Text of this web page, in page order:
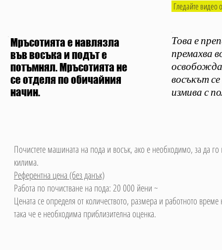
Гледайте видео
Мръсотията е навлязла
във восъка и подът е
потъмнял. Мръсотията не
се отделя по обичайния
начин.
Това е
премахва
восъкът
измива с
Почистете машината на пода и восък, ако е необходимо, за да
килима.
Референтна цена (без данък)
Работа по почистване на пода: 20 000 йени ~
Цената се определя от количеството, размера и работното
така че е необходима приблизителна оценка.